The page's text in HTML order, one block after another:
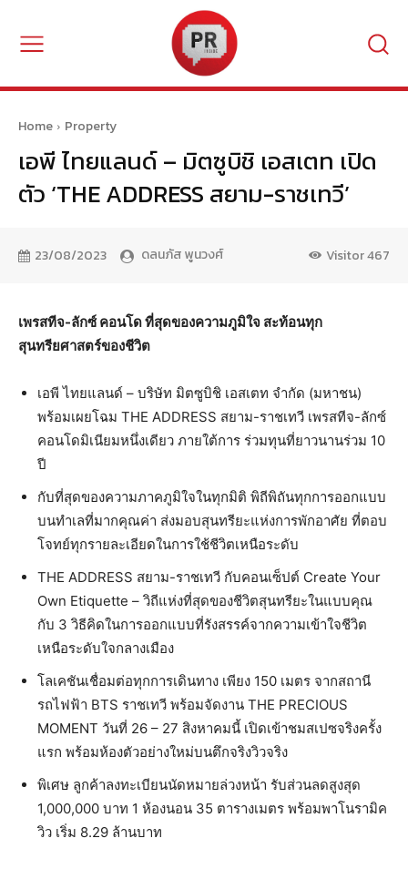
Home Property
เอพี ไทยแลนด์ – มิตซูบิชิ เอสเตท เปิด
ตัว ‘THE ADDRESS สยาม-ราชเทวี’
23/08/2023 ดลนภัส พูนวงศ์ Visitor467
เพรสทีจ-ลักซ์ คอนโด ที่สุดของความภูมิใจ สะท้อนทุก
สุนทรียศาสตร์ของชีวิต
เอพี ไทยแลนด์ – บริษัท มิตซูบิชิ เอสเตท จำกัด (มหาชน)
พร้อมเผยโฉม THE ADDRESS สยาม-ราชเทวี เพรสทีจ-ลักซ์
คอนโดมิเนียมหนึ่งเดียว ภายใต้การ ร่วมทุนที่ยาวนานร่วม 10
ปี
กับที่สุดของความภาคภูมิใจในทุกมิติ พิถีพิถันทุกการออกแบบ
บนทำเลที่มากคุณค่า ส่งมอบสุนทรียะแห่งการพักอาศัย ที่ตอบ
โจทย์ทุกรายละเอียดในการใช้ชีวิตเหนือระดับ
THE ADDRESS สยาม-ราชเทวี กับคอนเซ็ปต์ Create Your
Own Etiquette – วิถีแห่งที่สุดของชีวิตสุนทรียะในแบบคุณ
กับ 3 วิธีคิดในการออกแบบที่รังสรรค์จากความเข้าใจชีวิต
เหนือระดับใจกลางเมือง
โลเคชันเชื่อมต่อทุกการเดินทาง เพียง 150 เมตร จากสถานี
รถไฟฟ้า BTS ราชเทวี พร้อมจัดงาน THE PRECIOUS
MOMENT วันที่ 26 – 27 สิงหาคมนี้ เปิดเข้าชมสเปซจริงครั้ง
แรก พร้อมห้องตัวอย่างใหม่บนตึกจริงวิวจริง
พิเศษ ลูกค้าลงทะเบียนนัดหมายล่วงหน้า รับส่วนลดสูงสุด
1,000,000 บาท 1 ห้องนอน 35 ตารางเมตร พร้อมพาโนรามิค
วิว เริ่ม 8.29 ล้านบาท